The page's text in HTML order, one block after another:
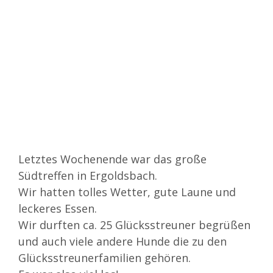
Letztes Wochenende war das große
Südtreffen in Ergoldsbach.
Wir hatten tolles Wetter, gute Laune und
leckeres Essen.
Wir durften ca. 25 Glücksstreuner begrüßen
und auch viele andere Hunde die zu den
Glücksstreunerfamilien gehören.